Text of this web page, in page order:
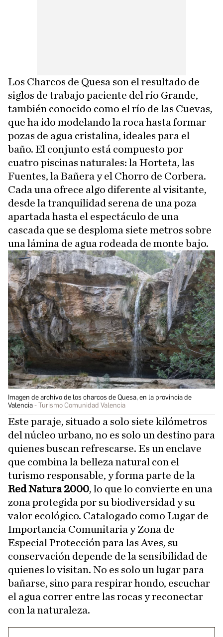
Los Charcos de Quesa son el resultado de
siglos de trabajo paciente del río Grande,
también conocido como el río de las Cuevas,
que ha ido modelando la roca hasta formar
pozas de agua cristalina, ideales para el
baño. El conjunto está compuesto por
cuatro piscinas naturales: la Horteta, las
Fuentes, la Bañera y el Chorro de Corbera.
Cada una ofrece algo diferente al visitante,
desde la tranquilidad serena de una poza
apartada hasta el espectáculo de una
cascada que se desploma siete metros sobre
una lámina de agua rodeada de monte bajo.
Imagen de archivo de los charcos de Quesa, en la provincia de
Valencia
Turismo Comunidad Valencia
Este paraje, situado a solo siete kilómetros
del núcleo urbano, no es solo un destino para
quienes buscan refrescarse. Es un enclave
que combina la belleza natural con el
turismo responsable, y forma parte de la
Red Natura 2000, lo que lo convierte en una
zona protegida por su biodiversidad y su
valor ecológico. Catalogado como Lugar de
Importancia Comunitaria y Zona de
Especial Protección para las Aves, su
conservación depende de la sensibilidad de
quienes lo visitan. No es solo un lugar para
bañarse, sino para respirar hondo, escuchar
el agua correr entre las rocas y reconectar
con la naturaleza.